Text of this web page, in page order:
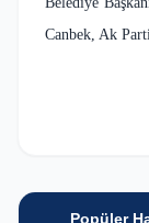
Canbek, Ak
Popüler